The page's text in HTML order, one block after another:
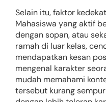
Selain itu, faktor
Mahasiswa yang aktif
dengan sopan, atau
ramah di luar kelas,
mendapatkan kesan
mengenal karakter
mudah memahami
tersebut kurang